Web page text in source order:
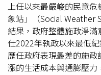
上任以來最嚴峻的民意
象站」（Social Weather
結果，政府整體施政淨
仕2022年執政以來最低
歷任政府表現最差的施
漲的生活成本與通膨壓